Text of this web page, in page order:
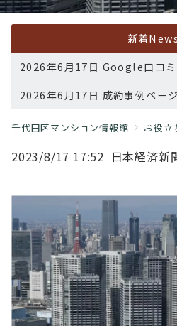
新着
2026年6月17日 Google口コミ
2026年6月17日 成約事例ペー
千代田区マンション情報館 お役立
2023/8/17 17:52 ⽇本経済新